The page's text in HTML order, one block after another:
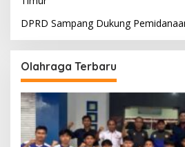
DPRD Sampang Dukung
Olahraga Terbaru